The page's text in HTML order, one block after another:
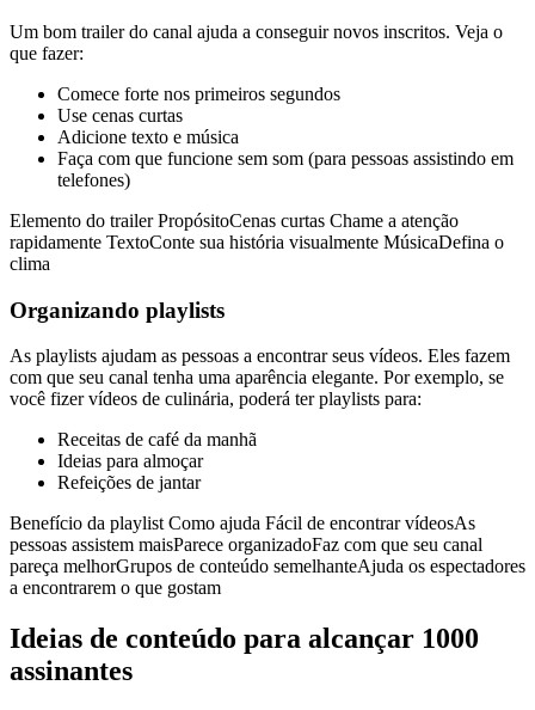
Um bom trailer do canal ajuda a conseguir novos inscritos. Veja o
que fazer:
Comece forte nos primeiros segundos
Use cenas curtas
Adicione texto e música
Faça com que funcione sem som (para pessoas assistindo em
telefones)
Elemento do trailer PropósitoCenas curtas Chame a atenção
rapidamente TextoConte sua história visualmente MúsicaDefina o
clima
Organizando playlists
As playlists ajudam as pessoas a encontrar seus vídeos. Eles fazem
com que seu canal tenha uma aparência elegante. Por exemplo, se
você fizer vídeos de culinária, poderá ter playlists para:
Receitas de café da manhã
Ideias para almoçar
Refeições de jantar
Benefício da playlist Como ajuda Fácil de encontrar vídeosAs
pessoas assistem maisParece organizadoFaz com que seu canal
pareça melhorGrupos de conteúdo semelhanteAjuda os espectadores
a encontrarem o que gostam
Ideias de conteúdo para alcançar 1000
assinantes